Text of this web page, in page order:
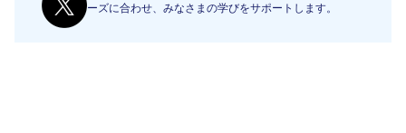
ーズに合わせ、みなさまの学びをサポートします。